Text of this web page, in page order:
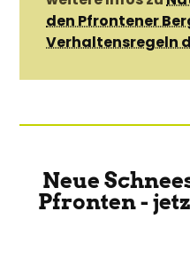
den Pfrontener
Verhaltensregeln
Neue
Pfronten -